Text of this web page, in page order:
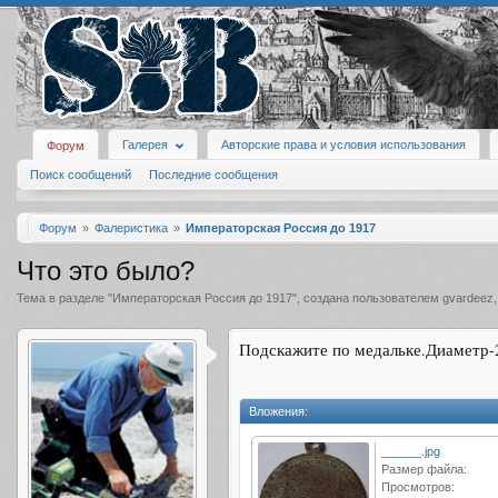
Форум Галерея Авторские права и условия использования
Поиск сообщений Последние сообщения
Форум Фалеристика Императорская Россия до 1917
Что это было?
Тема в разделе "Императорская Россия до 1917", создана пользователем gvardeez
Подскажите по
Вложения:
______.jpg
Размер файла:
Просмотров: